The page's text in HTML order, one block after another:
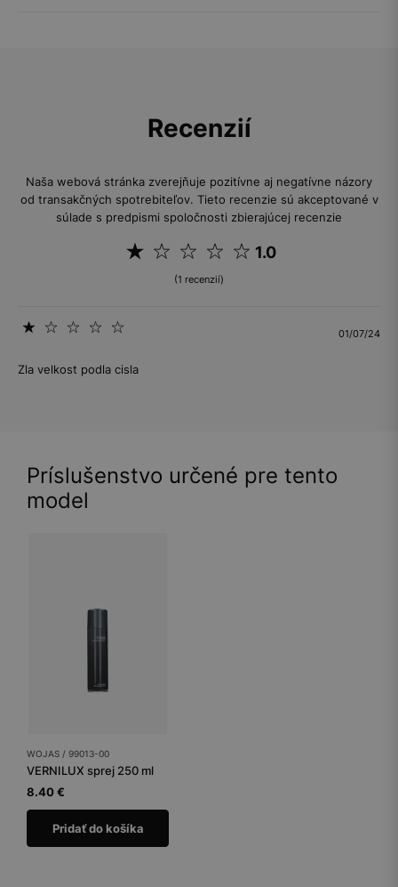
Recenzií
Naša webová stránka zverejňuje pozitívne aj negatívne názory
od transakčných spotrebiteľov. Tieto recenzie sú akceptované v
súlade s predpismi spoločnosti zbierajúcej recenzie
1.0
(1 recenzií)
01/07/24
Zla velkost podla cisla
Príslušenstvo určené pre tento
model
WOJAS / 99013-00
VERNILUX sprej 250 ml
8.40 €
Pridať do košíka